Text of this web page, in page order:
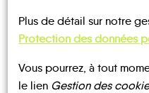
UN AVIS,
À
Plus de détail sur notre
Protection des données
Vous pourrez, à tout
le lien Gestion des